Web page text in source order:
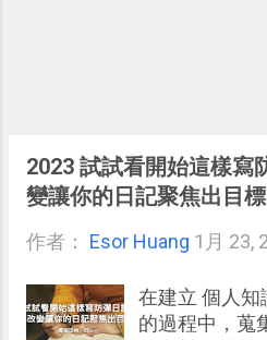
2023 試試看開始這樣寫
變讓你的日記聚焦出目標
作者： Esor Huang 1月 23,
在建立 個人知
的過程中，蒐